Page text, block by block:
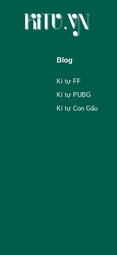
Blog
Kí tự FF
Kí tự PUBG
Kí tự Con Gấu